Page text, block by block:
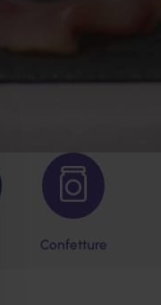
Confetture